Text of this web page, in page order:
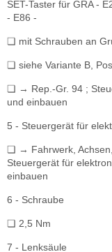
SET-Taster für GRA -
- E86 -
❏ mit Schrauben an
❏ siehe Variante B,
❏ → Rep.-Gr. 94 ;
und einbauen
5 - Steuergerät für
❏ → Fahrwerk,
Steuergerät für
einbauen
6 - Schraube
❏ 2,5 Nm
7 - Lenksäule